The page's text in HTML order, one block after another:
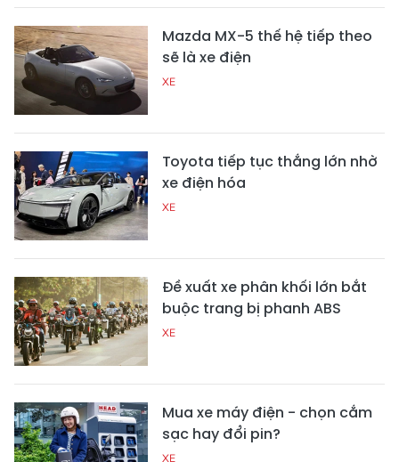
Mazda MX-5 thế hệ tiếp theo
sẽ là xe điện
XE
Toyota tiếp tục thắng lớn nhờ
xe điện hóa
XE
Đề xuất xe phân khối lớn bắt
buộc trang bị phanh ABS
XE
Mua xe máy điện - chọn cắm
sạc hay đổi pin?
XE